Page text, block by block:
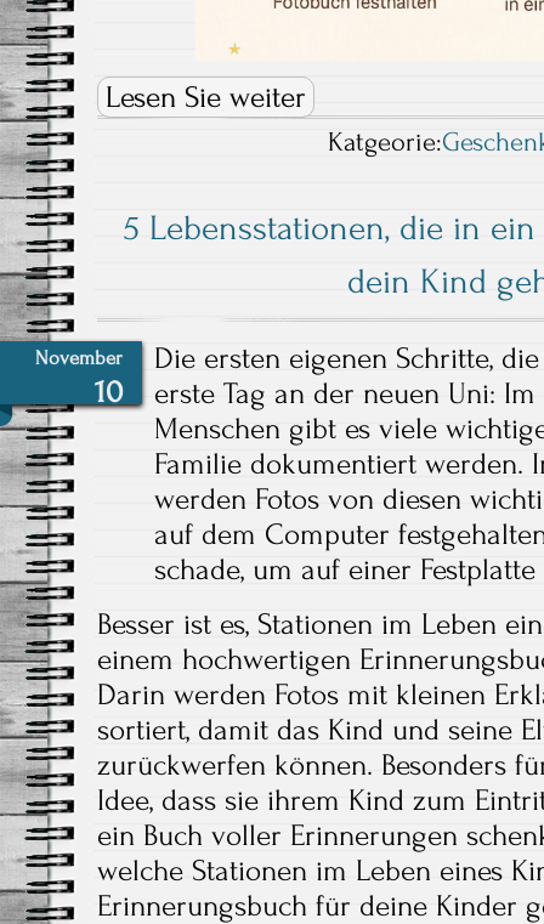
Lesen Sie weiter
Katgeorie:
5 Lebensstationen, die in
dein Kind
November
10
Die ersten eigenen Schritte,
erste Tag an der neuen Uni:
Menschen gibt es viele
Familie dokumentiert werden.
werden Fotos von diesen
auf dem Computer
schade, um auf einer
Besser ist es, Stationen im Leben
einem hochwertigen
Darin werden Fotos mit kleinen
sortiert, damit das Kind und seine
zurückwerfen können. Besonders
Idee, dass sie ihrem Kind zum
ein Buch voller Erinnerungen
welche Stationen im Leben eines
Erinnerungsbuch für deine Kinder